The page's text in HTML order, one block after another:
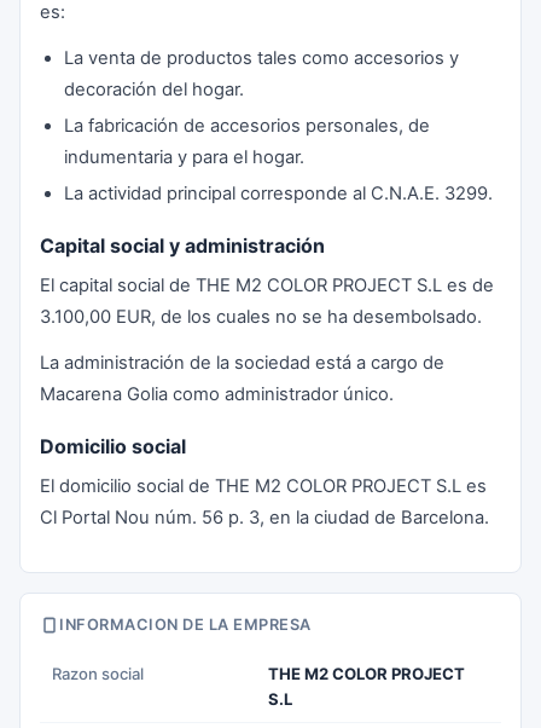
es:
La venta de productos tales como accesorios y
decoración del hogar.
La fabricación de accesorios personales, de
indumentaria y para el hogar.
La actividad principal corresponde al C.N.A.E. 3299.
Capital social y administración
El capital social de THE M2 COLOR PROJECT S.L es de
3.100,00 EUR, de los cuales no se ha desembolsado.
La administración de la sociedad está a cargo de
Macarena Golia como administrador único.
Domicilio social
El domicilio social de THE M2 COLOR PROJECT S.L es
Cl Portal Nou núm. 56 p. 3, en la ciudad de Barcelona.
INFORMACION DE LA EMPRESA
Razon social
THE M2 COLOR PROJECT
S.L